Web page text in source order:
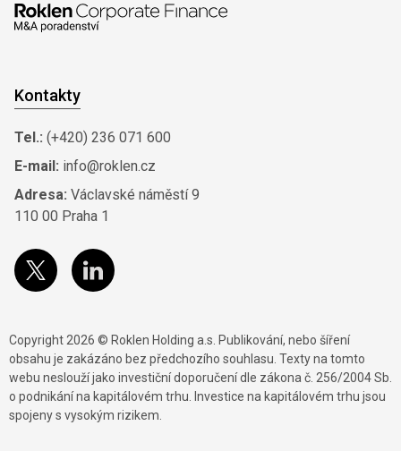
Kontakty
Tel.: (+420) 236 071 600
E-mail: info@roklen.cz
Adresa: Václavské náměstí 9
110 00 Praha 1
Copyright 2026 © Roklen Holding a.s. Publikování, nebo šíření
obsahu je zakázáno bez předchozího souhlasu. Texty na tomto
webu neslouží jako investiční doporučení dle zákona č. 256/2004 Sb.
o podnikání na kapitálovém trhu. Investice na kapitálovém trhu jsou
spojeny s vysokým rizikem.